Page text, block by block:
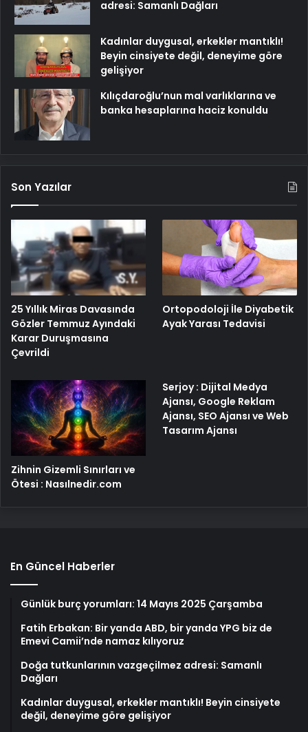
adresi: Samanlı Dağları
Kadınlar duygusal, erkekler mantıklı!
Beyin cinsiyete değil, deneyime göre
gelişiyor
Kılıçdaroğlu’nun mal varlıklarına ve
banka hesaplarına haciz konuldu
Son Yazılar
25 Yıllık Miras Davasında
Gözler Temmuz Ayındaki
Karar Duruşmasına
Çevrildi
Ortopodoloji İle Diyabetik
Ayak Yarası Tedavisi
Zihnin Gizemli Sınırları ve
Ötesi : Nasılnedir.com
Serjoy : Dijital Medya
Ajansı, Google Reklam
Ajansı, SEO Ajansı ve Web
Tasarım Ajansı
En Güncel Haberler
Günlük burç yorumları: 14 Mayıs 2025 Çarşamba
Fatih Erbakan: Bir yanda ABD, bir yanda YPG biz de
Emevi Camii’nde namaz kılıyoruz
Doğa tutkunlarının vazgeçilmez adresi: Samanlı
Dağları
Kadınlar duygusal, erkekler mantıklı! Beyin cinsiyete
değil, deneyime göre gelişiyor